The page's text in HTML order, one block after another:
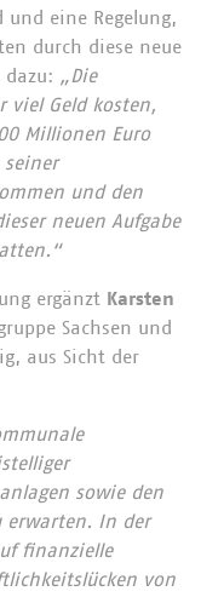
und eine Regelung,
durch diese neue
dazu: „Die
viel Geld kosten,
Millionen Euro
seiner
und den
neuen Aufgabe
ergänzt
Karsten
Sachsen und
aus Sicht der
sowie den
erwarten. In der
finanzielle
von